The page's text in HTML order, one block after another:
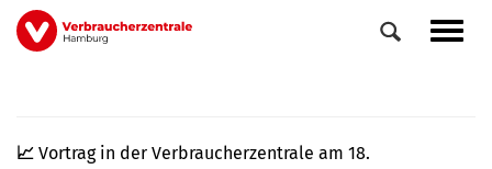
Direkt
zum
📈 Vortrag in der Verbraucherzentrale am 18.